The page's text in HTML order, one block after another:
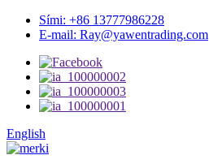
Sími: +86 13777986228
E-mail: Ray@yawentrading.com
English